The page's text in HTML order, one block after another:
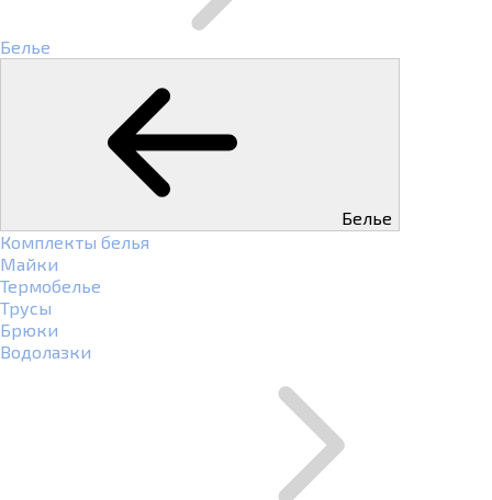
Белье
Белье
Комплекты белья
Майки
Термобелье
Трусы
Брюки
Водолазки